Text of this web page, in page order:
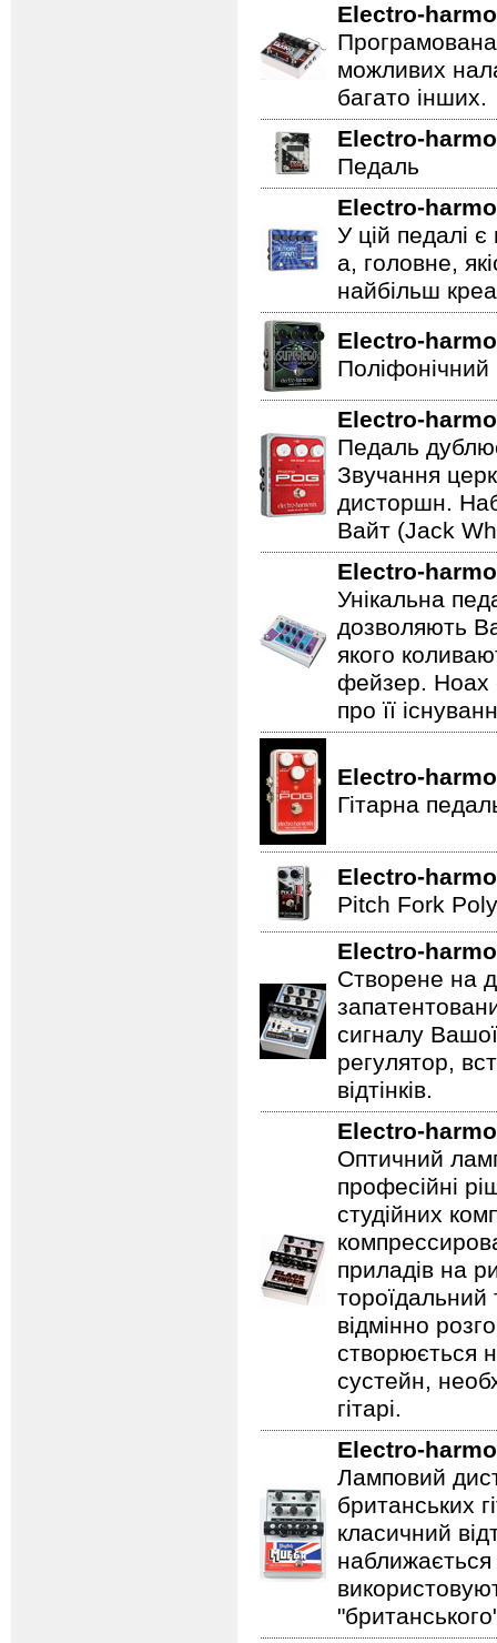
Electro-
можливих
багато інших.
Electro-
Педаль
Electro-
У цій педалі
а, головне,
найбільш
Electro-
Поліфонічний
Electro-
Педаль
Звучання
дисторшн.
Вайт (Jack
Electro-
Унікальна
дозволяють
якого
фейзер. Hoax
про її
Electro-
Гітарна
Electro-
Pitch Fork
Electro-
Створене на
сигналу
регулятор,
відтінків.
Electro-
Оптичний
професійні
студійних
приладів на
відмінно
створюється
сустейн,
гітарі.
Electro-
Ламповий
британських
класичний